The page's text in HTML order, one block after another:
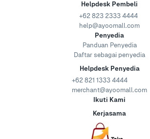
Helpdesk Pembeli
+62 823 2333 4444
help@ayoomall.com
Penyedia
Panduan Penyedia
Daftar sebagai penyedia
Helpdesk Penyedia
+62 821 1333 4444
merchant@ayoomall.com
Ikuti Kami
Kerjasama